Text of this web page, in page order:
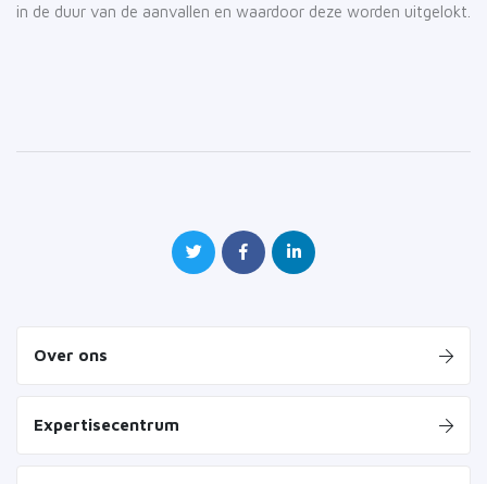
in de duur van de aanvallen en waardoor deze worden uitgelokt.
Over ons
Expertisecentrum